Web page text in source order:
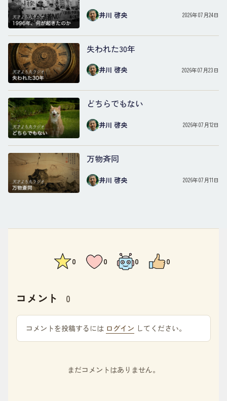
井川 啓央 2026年07月24日
失われた30年
井川 啓央 2026年07月23日
どちらでもない
井川 啓央 2026年07月12日
万物斉同
井川 啓央 2026年07月11日
0 0 0 0
コメント 0
コメントを投稿するには ログイン してください。
まだコメントはありません。